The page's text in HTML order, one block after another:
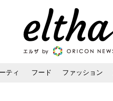
ティ フード ファッション